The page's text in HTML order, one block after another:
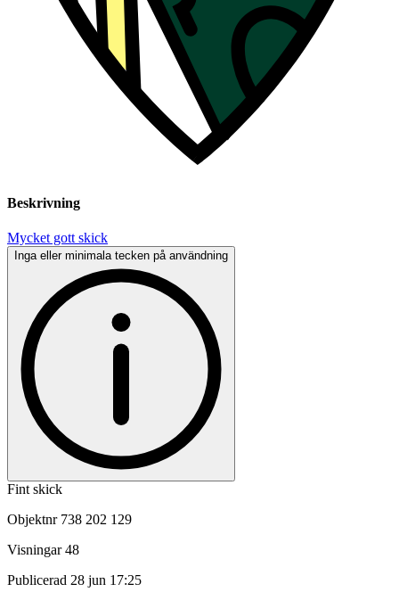
Beskrivning
Mycket gott skick
Inga eller minimala tecken på användning
Fint skick
Objektnr 738 202 129
Visningar 48
Publicerad 28 jun 17:25